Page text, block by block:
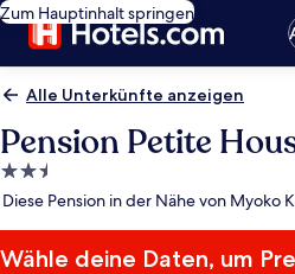
Zum Hauptinhalt springen
Alle Unterkünfte anzeigen
Pension Petite
2.5-
Sterne-
Diese Pension in der Nähe von Myoko
Wähle deine Daten, um